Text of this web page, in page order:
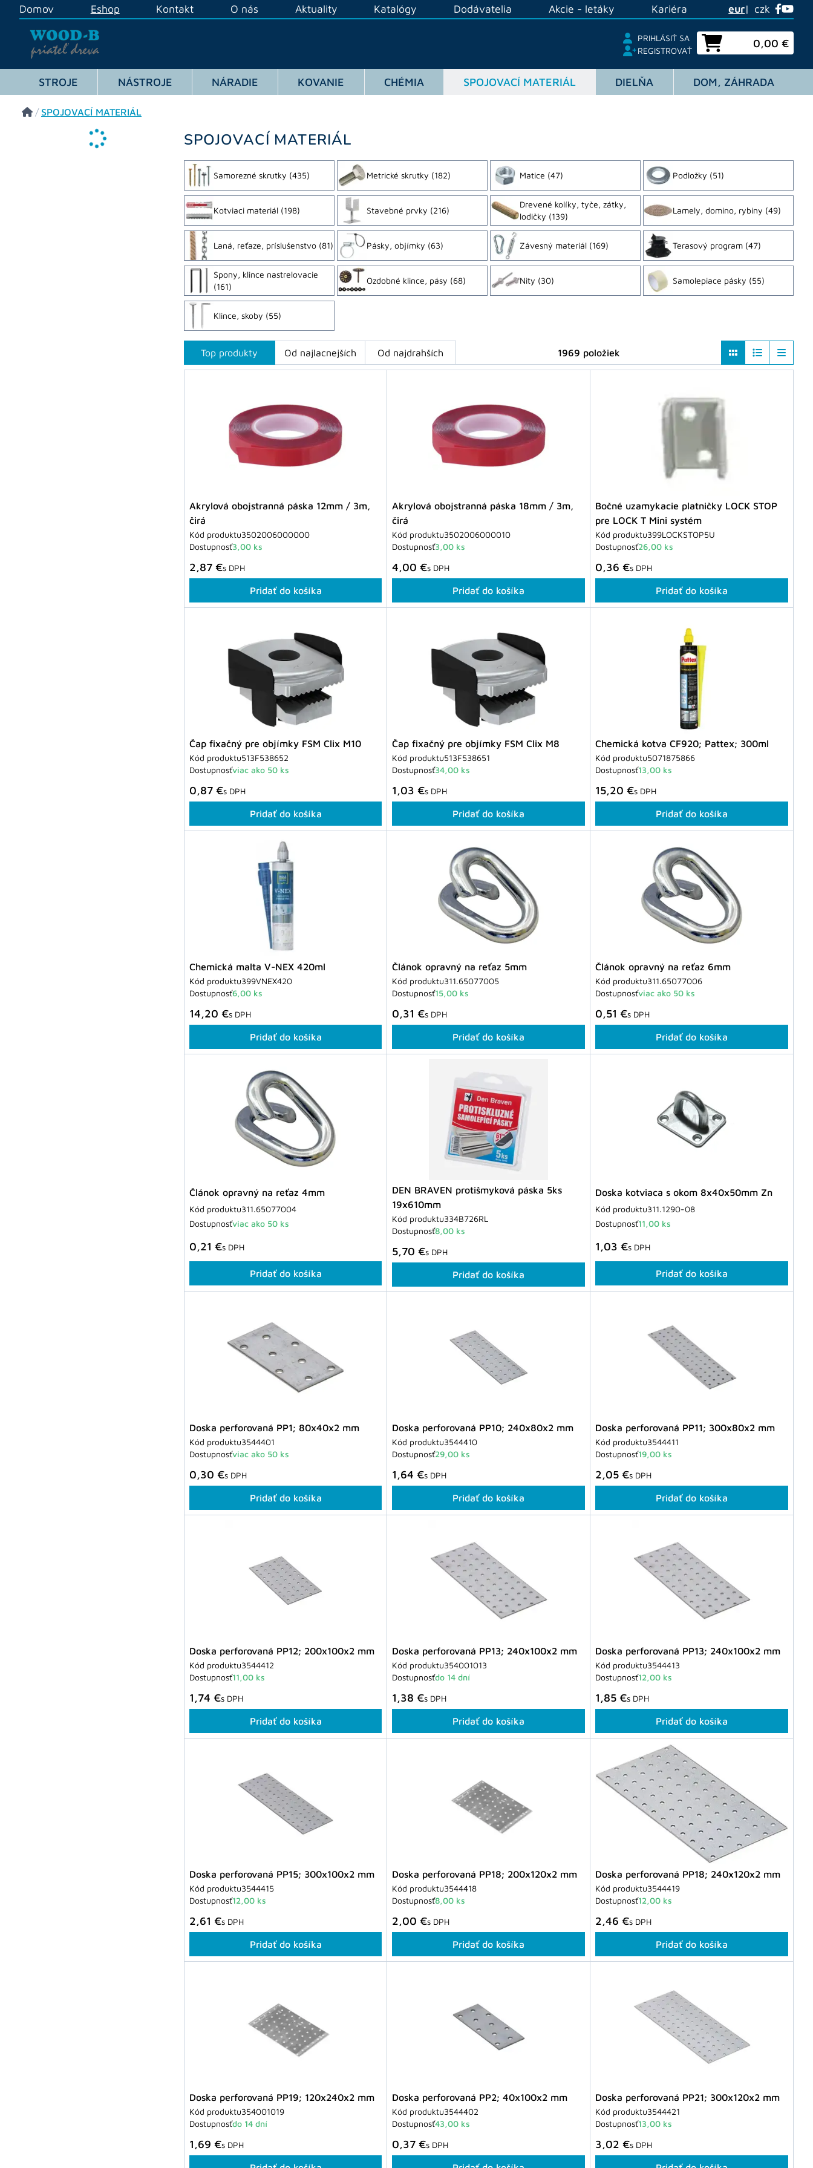
Domov Eshop Kontakt O nás Aktuality Katalógy Dodávatelia Akcie - letáky Kariéra eur czk
PRIHLÁSIŤ SA
REGISTROVAŤ
0,00 €
STROJE NÁSTROJE NÁRADIE KOVANIE CHÉMIA SPOJOVACÍ MATERIÁL DIELŇA DOM, ZÁHRADA
/ SPOJOVACÍ MATERIÁL
SPOJOVACÍ MATERIÁL
Samorezné skrutky (435) Metrické skrutky (182) Matice (47) Podložky (51)
Kotviaci materiál (198) Stavebné prvky (216)
Drevené kolíky, tyče, zátky,
lodičky (139)
Lamely, domino, rybiny (49)
Laná, reťaze, príslušenstvo (81) Pásky, objímky (63) Závesný materiál (169) Terasový program (47)
Spony, klince nastrelovacie
(161)
Ozdobné klince, pásy (68) Nity (30) Samolepiace pásky (55)
Klince, skoby (55)
Top produkty Od najlacnejších Od najdrahších 1969 položiek
Akrylová obojstranná páska 12mm / 3m,
čirá
Kód produktu3502006000000
Dostupnosť3,00 ks
2,87 €s DPH
Pridať do košíka
Akrylová obojstranná páska 18mm / 3m,
čirá
Kód produktu3502006000010
Dostupnosť3,00 ks
4,00 €s DPH
Pridať do košíka
Bočné uzamykacie platničky LOCK STOP
pre LOCK T Mini systém
Kód produktu399LOCKSTOP5U
Dostupnosť26,00 ks
0,36 €s DPH
Pridať do košíka
Čap fixačný pre objímky FSM Clix M10
Kód produktu513F538652
Dostupnosťviac ako 50 ks
0,87 €s DPH
Pridať do košíka
Čap fixačný pre objímky FSM Clix M8
Kód produktu513F538651
Dostupnosť34,00 ks
1,03 €s DPH
Pridať do košíka
Chemická kotva CF920; Pattex; 300ml
Kód produktu5071875866
Dostupnosť13,00 ks
15,20 €s DPH
Pridať do košíka
Chemická malta V-NEX 420ml
Kód produktu399VNEX420
Dostupnosť6,00 ks
14,20 €s DPH
Pridať do košíka
Článok opravný na reťaz 5mm
Kód produktu311.65077005
Dostupnosť15,00 ks
0,31 €s DPH
Pridať do košíka
Článok opravný na reťaz 6mm
Kód produktu311.65077006
Dostupnosťviac ako 50 ks
0,51 €s DPH
Pridať do košíka
Článok opravný na reťaz 4mm
Kód produktu311.65077004
Dostupnosťviac ako 50 ks
0,21 €s DPH
Pridať do košíka
DEN BRAVEN protišmyková páska 5ks
19x610mm
Kód produktu334B726RL
Dostupnosť8,00 ks
5,70 €s DPH
Pridať do košíka
Doska kotviaca s okom 8x40x50mm Zn
Kód produktu311.1290-08
Dostupnosť11,00 ks
1,03 €s DPH
Pridať do košíka
Doska perforovaná PP1; 80x40x2 mm
Kód produktu3544401
Dostupnosťviac ako 50 ks
0,30 €s DPH
Pridať do košíka
Doska perforovaná PP10; 240x80x2 mm
Kód produktu3544410
Dostupnosť29,00 ks
1,64 €s DPH
Pridať do košíka
Doska perforovaná PP11; 300x80x2 mm
Kód produktu3544411
Dostupnosť19,00 ks
2,05 €s DPH
Pridať do košíka
Doska perforovaná PP12; 200x100x2 mm
Kód produktu3544412
Dostupnosť11,00 ks
1,74 €s DPH
Pridať do košíka
Doska perforovaná PP13; 240x100x2 mm
Kód produktu354001013
Dostupnosťdo 14 dní
1,38 €s DPH
Pridať do košíka
Doska perforovaná PP13; 240x100x2 mm
Kód produktu3544413
Dostupnosť12,00 ks
1,85 €s DPH
Pridať do košíka
Doska perforovaná PP15; 300x100x2 mm
Kód produktu3544415
Dostupnosť12,00 ks
2,61 €s DPH
Pridať do košíka
Doska perforovaná PP18; 200x120x2 mm
Kód produktu3544418
Dostupnosť8,00 ks
2,00 €s DPH
Pridať do košíka
Doska perforovaná PP18; 240x120x2 mm
Kód produktu3544419
Dostupnosť12,00 ks
2,46 €s DPH
Pridať do košíka
Doska perforovaná PP19; 120x240x2 mm
Kód produktu354001019
Dostupnosťdo 14 dní
1,69 €s DPH
Doska perforovaná PP2; 40x100x2 mm
Kód produktu3544402
Dostupnosť43,00 ks
0,37 €s DPH
Doska perforovaná PP21; 300x120x2 mm
Kód produktu3544421
Dostupnosť13,00 ks
3,02 €s DPH